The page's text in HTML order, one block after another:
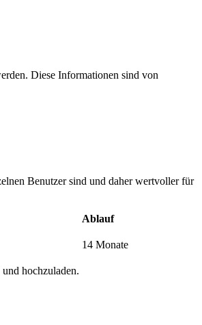
Diese Informationen sind von
Benutzer sind und daher wertvoller für
Ablauf
14 Monate
hochzuladen.